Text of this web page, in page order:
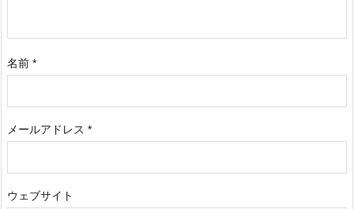
名前 *
メールアドレス *
ウェブサイト